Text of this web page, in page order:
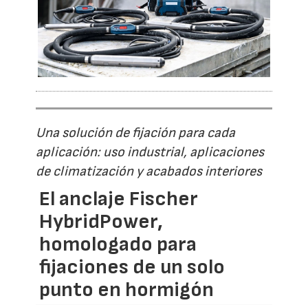
Una solución de fijación para cada
aplicación: uso industrial, aplicaciones
de climatización y acabados interiores
El anclaje Fischer
HybridPower,
homologado para
fijaciones de un solo
punto en hormigón